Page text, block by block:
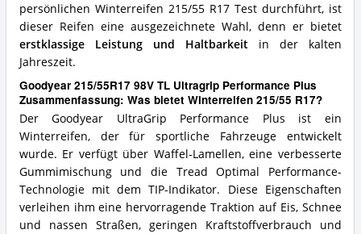
persönlichen Winterreifen 215/55 R17 Test durchführt, ist
dieser Reifen eine ausgezeichnete Wahl, denn er bietet
erstklassige Leistung und Haltbarkeitin der kalten
Jahreszeit.
Goodyear 215/55R17 98V TL Ultragrip Performance Plus
Zusammenfassung: Was bietet Winterreifen 215/55 R17?
Der Goodyear UltraGrip Performance Plus ist ein
Winterreifen, der für sportliche Fahrzeuge entwickelt
wurde. Er verfügt über Waffel-Lamellen, eine verbesserte
Gummimischung und die Tread Optimal Performance-
Technologie mit dem TIP-Indikator. Diese Eigenschaften
verleihen ihm eine hervorragende Traktion auf Eis, Schnee
und nassen Straßen, geringen Kraftstoffverbrauch und